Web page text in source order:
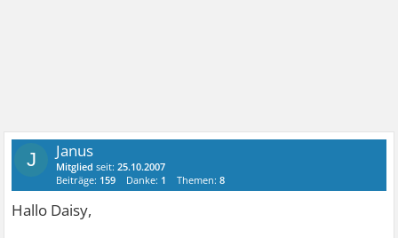
J Janus
Mitglied seit:25.10.2007
Beiträge: 159 Danke: 1 Themen:8
Hallo Daisy,